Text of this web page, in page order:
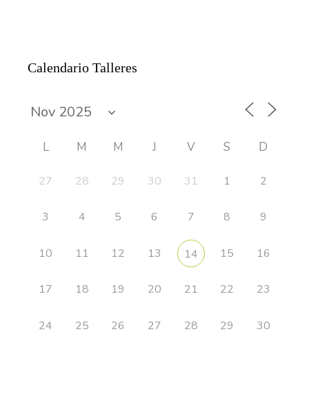
Calendario Talleres
L M M J V S D
27 28 29 30 31 1 2
3 4 5 6 7 8 9
10 11 12 13 14 15 16
17 18 19 20 21 22 23
24 25 26 27 28 29 30